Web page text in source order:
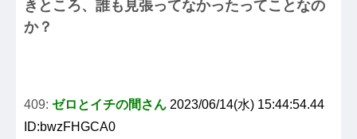
きところ、誰も見張ってなかったってことなの
か？
409: ゼロとイチの間さん 2023/06/14(水) 15:44:54.44
ID:bwzFHGCA0